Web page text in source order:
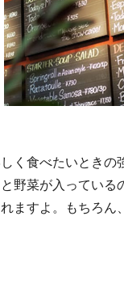
く食べたいとき
野菜が入っている
ますよ。もちろ